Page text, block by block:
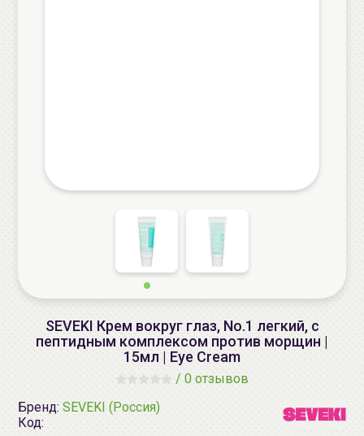
SEVEKI Крем вокруг глаз, No.1 легкий, c
пептидным комплексом против морщин |
15мл | Eye Cream
/ 0 отзывов
Бренд: SEVEKI (Россия)
Код: